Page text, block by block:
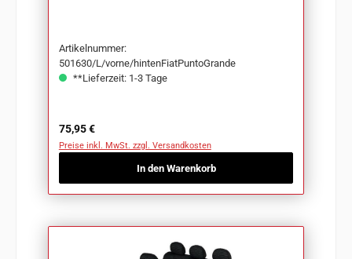
Artikelnummer:
501630/L/vorne/hintenFiatPuntoGrande
**Lieferzeit: 1-3 Tage
Regulärer Preis:
75,95 €
Preise inkl. MwSt. zzgl. Versandkosten
In den Warenkorb